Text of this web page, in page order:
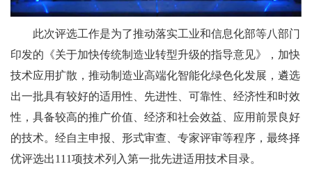
此次评选工作是为了推动落实工业和信息化部等八部门
印发的《关于加快传统制造业转型升级的指导意见》，加快
技术应用扩散，推动制造业高端化智能化绿色化发展，遴选
出一批具有较好的适用性、先进性、可靠性、经济性和时效
性，具备较高的推广价值、经济和社会效益、应用前景良好
的技术。经自主申报、形式审查、专家评审等程序，最终择
优评选出111项技术列入第一批先进适用技术目录。